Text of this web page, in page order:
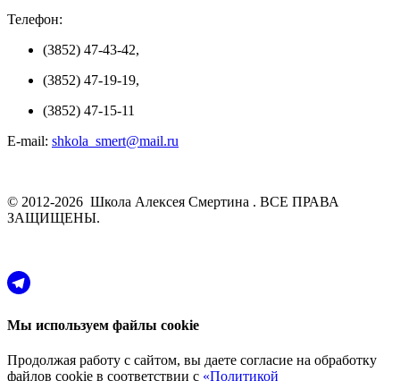
Телефон:
(3852) 47-43-42,
(3852) 47-19-19,
(3852) 47-15-11
E-mail: shkola_smert@mail.ru
© 2012-2026 Школа Алексея Смертина . ВСЕ ПРАВА
ЗАЩИЩЕНЫ.
Мы используем файлы cookie
Продолжая работу с сайтом, вы даете согласие на обработку
файлов cookie в соответствии с «Политикой